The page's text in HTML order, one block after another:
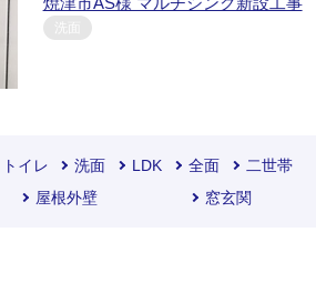
トイレ 洗面 LDK 全面
二世帯
屋根外壁 窓玄関